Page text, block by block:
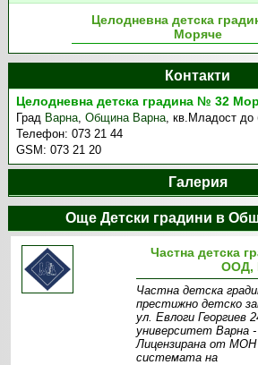
Целодневна детска
Моряче
Контакти
Целодневна детска градина № 32
Град Варна,Община Варна,кв.Младост до
Телефон:073 21 44
GSM:073 21 20
Галерия
Още Детски градини в
Частна детска
ООД,
Частна детска
престижно детско
ул. Евлоги Георгиев
университет Варна
Лицензирана от
системата на